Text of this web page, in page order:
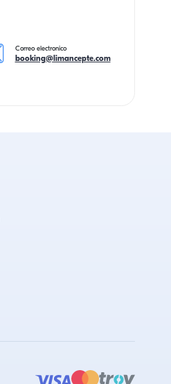
Correo electronico
booking@limancepte.com